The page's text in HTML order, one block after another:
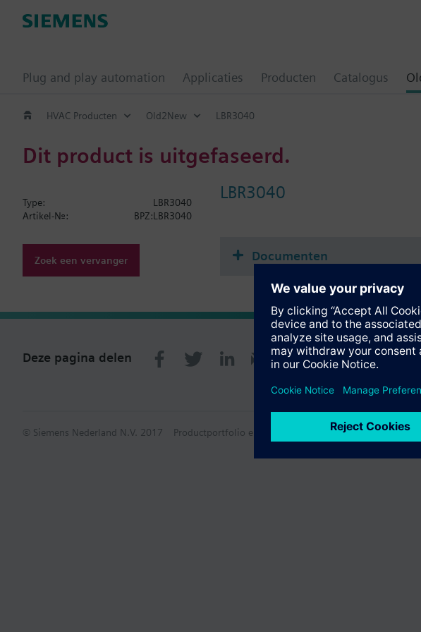
Plug and play automation Applicaties Producten Catalogus
HVAC Producten Old2New LBR3040
Dit product is uitgefaseerd.
LBR3040
Type:
LBR3040
Artikel-Nr.:
BPZ:LBR3040
Zoek een vervanger Documenten
Deze pagina delen
© Siemens Nederland N.V. 2017 Productportfolio en prijzen kunnen variëren per land